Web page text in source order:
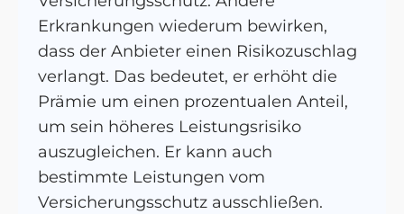
Erkrankungen wiederum bewirken,
dass der Anbieter einen Risikozuschlag
verlangt. Das bedeutet, er erhöht die
Prämie um einen prozentualen Anteil,
um sein höheres Leistungsrisiko
auszugleichen. Er kann auch
bestimmte Leistungen vom
Versicherungsschutz ausschließen.